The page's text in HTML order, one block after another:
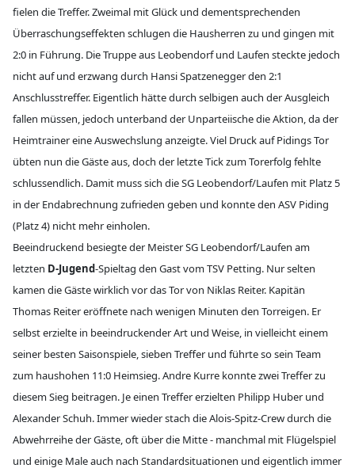
fielen die Treffer. Zweimal mit Glück und dementsprechenden
Überraschungseffekten schlugen die Hausherren zu und gingen mit
2:0 in Führung. Die Truppe aus Leobendorf und Laufen steckte jedoch
nicht auf und erzwang durch Hansi Spatzenegger den 2:1
Anschlusstreffer. Eigentlich hätte durch selbigen auch der Ausgleich
fallen müssen, jedoch unterband der Unparteiische die Aktion, da der
Heimtrainer eine Auswechslung anzeigte. Viel Druck auf Pidings Tor
übten nun die Gäste aus, doch der letzte Tick zum Torerfolg fehlte
schlussendlich. Damit muss sich die SG Leobendorf/Laufen mit Platz 5
in der Endabrechnung zufrieden geben und konnte den ASV Piding
(Platz 4) nicht mehr einholen.
Beeindruckend besiegte der Meister SG Leobendorf/Laufen am
letzten D-Jugend-Spieltag den Gast vom TSV Petting. Nur selten
kamen die Gäste wirklich vor das Tor von Niklas Reiter. Kapitän
Thomas Reiter eröffnete nach wenigen Minuten den Torreigen. Er
selbst erzielte in beeindruckender Art und Weise, in vielleicht einem
seiner besten Saisonspiele, sieben Treffer und führte so sein Team
zum haushohen 11:0 Heimsieg. Andre Kurre konnte zwei Treffer zu
diesem Sieg beitragen. Je einen Treffer erzielten Philipp Huber und
Alexander Schuh. Immer wieder stach die Alois-Spitz-Crew durch die
Abwehrreihe der Gäste, oft über die Mitte - manchmal mit Flügelspiel
und einige Male auch nach Standardsituationen und eigentlich immer